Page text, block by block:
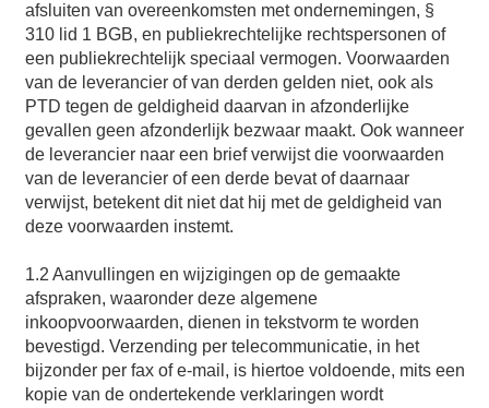
afsluiten van overeenkomsten met ondernemingen, §
310 lid 1 BGB, en publiekrechtelijke rechtspersonen of
een publiekrechtelijk speciaal vermogen. Voorwaarden
van de leverancier of van derden gelden niet, ook als
PTD tegen de geldigheid daarvan in afzonderlijke
gevallen geen afzonderlijk bezwaar maakt. Ook wanneer
de leverancier naar een brief verwijst die voorwaarden
van de leverancier of een derde bevat of daarnaar
verwijst, betekent dit niet dat hij met de geldigheid van
deze voorwaarden instemt.
1.2 Aanvullingen en wijzigingen op de gemaakte
afspraken, waaronder deze algemene
inkoopvoorwaarden, dienen in tekstvorm te worden
bevestigd. Verzending per telecommunicatie, in het
bijzonder per fax of e-mail, is hiertoe voldoende, mits een
kopie van de ondertekende verklaringen wordt